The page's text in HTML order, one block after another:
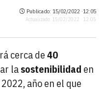
Publicado: 15/02/2022 ·12:05
Actualizado: 15/02/2022 · 12:05
cerca de40
lasostenibilidad en
año en el que